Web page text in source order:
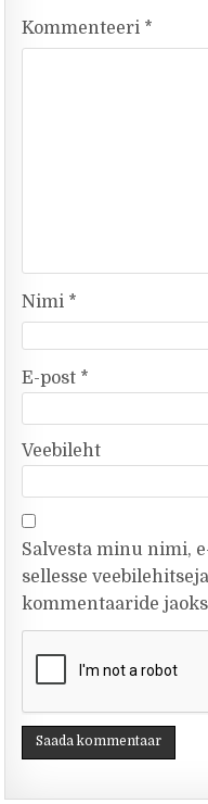
Kommenteeri *
Nimi *
E-post *
Veebileht
Salvesta minu nimi,
sellesse
kommentaaride